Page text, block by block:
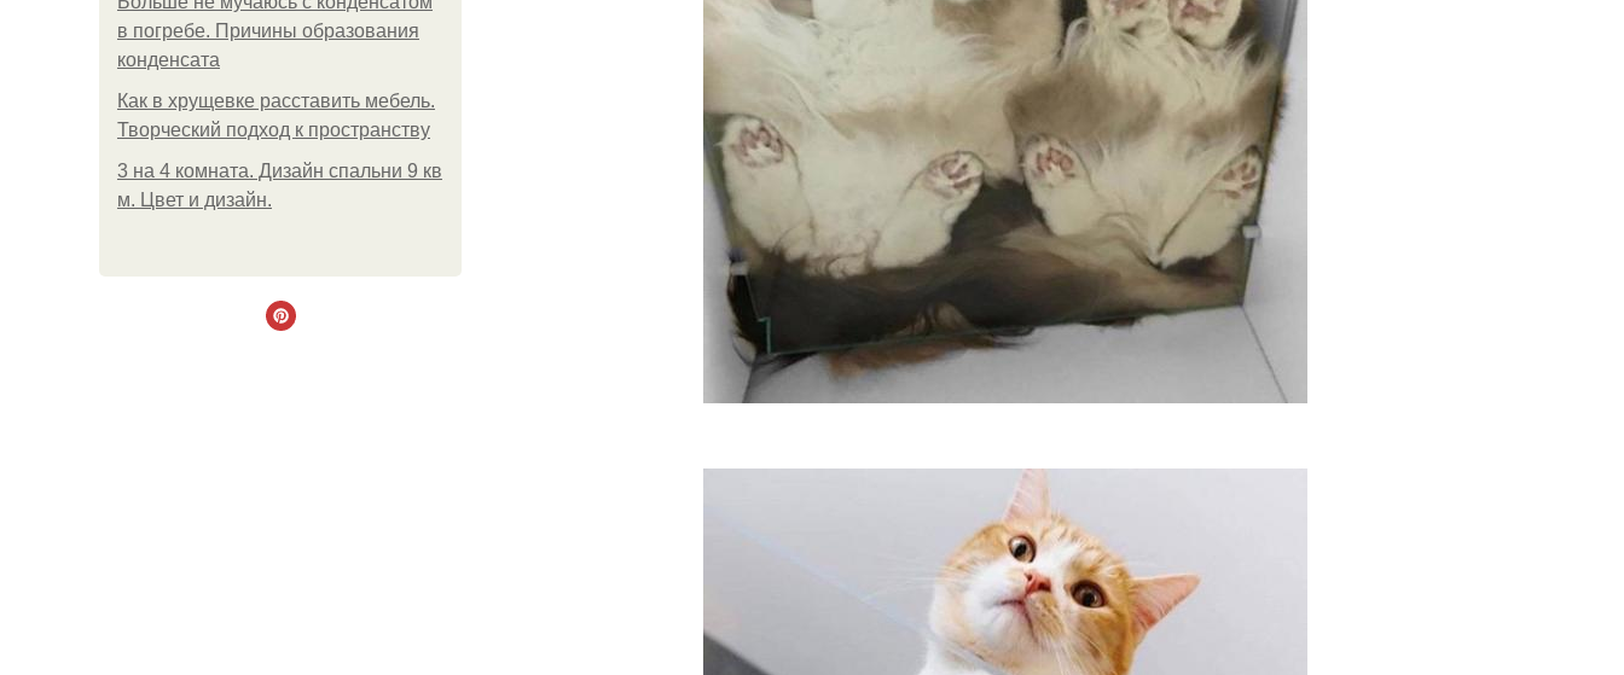
в погребе. Причины образования
конденсата
Как в хрущевке расставить мебель.
Творческий подход к пространству
3 на 4 комната. Дизайн спальни 9 кв
м. Цвет и дизайн.